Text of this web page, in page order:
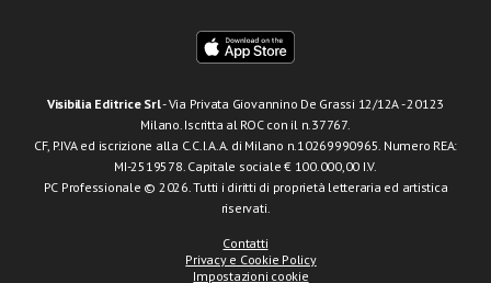
Visibilia Editrice Srl- Via Privata Giovannino De Grassi 12/12A - 20123
Milano. Iscritta al ROC con il n.37767.
CF, P.IVA ed iscrizione alla C.C.I.A.A. di Milano n.10269990965. Numero REA:
MI-2519578. Capitale sociale € 100.000,00 I.V.
PC Professionale © 2026. Tutti i diritti di proprietà letteraria ed artistica
riservati.
Contatti
Privacy e Cookie Policy
Impostazioni cookie